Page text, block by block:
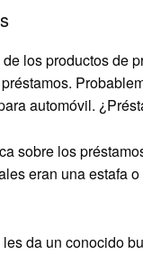
los productos de
automóvil.
sobre los
eran una estafa
da un conocido